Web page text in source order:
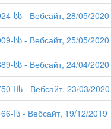
სს - Вебсайт, 28/05/2020
სს - Вебсайт, 25/05/2020
სს - Вебсайт, 24/04/2020
IIს - Вебсайт, 23/03/2020
Iს - Вебсайт, 19/12/2019